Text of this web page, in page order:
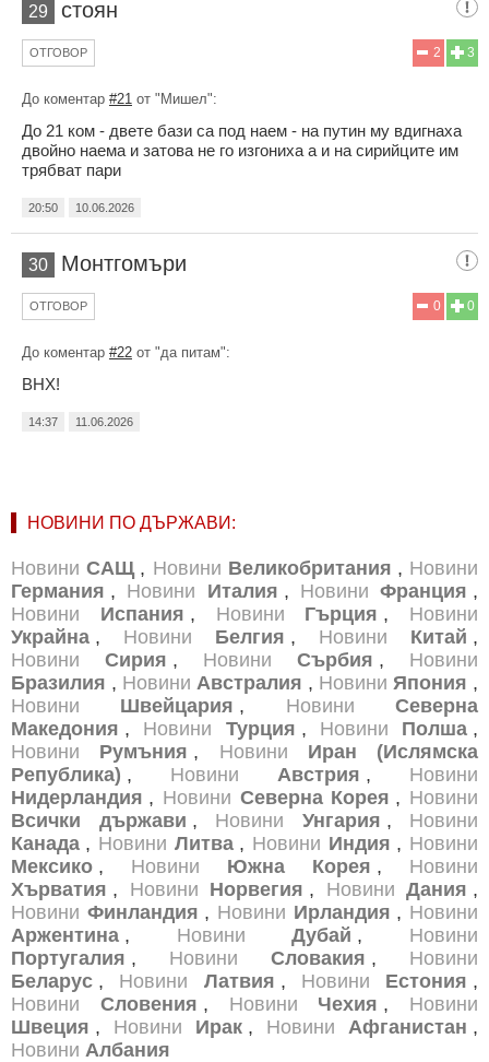
29 стоян
3
2
ОТГОВОР
До коментар #21 от "Мишел":
До 21 ком - двете бази са под наем - на путин му вдигнаха
двойно наема и затова не го изгониха а и на сирийците им
трябват пари
20:50 10.06.2026
30 Монтгомъри
0
0
ОТГОВОР
До коментар #22 от "да питам":
ВНХ!
14:37 11.06.2026
НОВИНИ ПО ДЪРЖАВИ:
Новини САЩ , Новини Великобритания , Новини
Германия , Новини Италия , Новини Франция ,
Новини
Испания , Новини Гърция , Новини
Украйна , Новини Белгия , Новини Китай ,
Новини
Сирия , Новини Сърбия , Новини
Бразилия , Новини Австралия , Новини Япония ,
Новини
Швейцария , Новини
Северна
Македония , Новини Турция , Новини Полша ,
Новини
Румъния , Новини
Иран (Ислямска
Република) , Новини Австрия , Новини
Нидерландия , Новини Северна Корея , Новини
Всички държави , Новини Унгария , Новини
Канада , Новини Литва , Новини Индия , Новини
Мексико , Новини Южна Корея , Новини
Хърватия , Новини Норвегия , Новини Дания ,
Новини Финландия , Новини Ирландия , Новини
Аржентина , Новини Дубай , Новини
Португалия , Новини Словакия , Новини
Беларус , Новини Латвия , Новини Естония ,
Новини
Словения , Новини Чехия , Новини
Швеция , Новини Ирак , Новини Афганистан ,
Новини Албания